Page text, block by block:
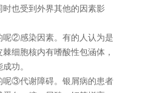
时也受到外界其他的因素影
呢②感染因素。有的人认为是
细胞核内有嗜酸性包涵体，
功。
呢③代谢障碍。银屑病的患者